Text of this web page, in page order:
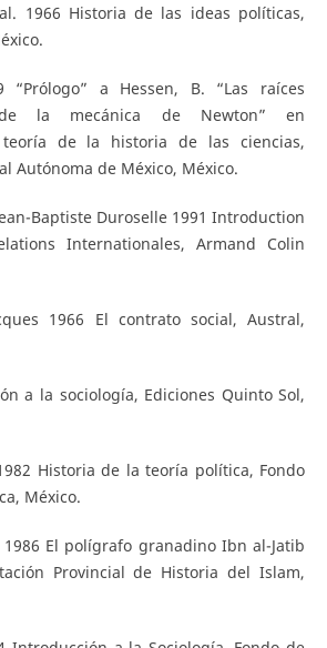
1966 Historia de las ideas políticas,
“Prólogo” a Hessen, B. “Las raíces
de la mecánica de Newton” en
de la historia de las ciencias,
Autónoma de México, México.
Baptiste Duroselle 1991 Introduction
Internationales, Armand Colin
1966 El contrato social, Austral,
a la sociología, Ediciones Quinto Sol,
Historia de la teoría política, Fondo
México.
El polígrafo granadino Ibn al-Jatib
Provincial de Historia del Islam,